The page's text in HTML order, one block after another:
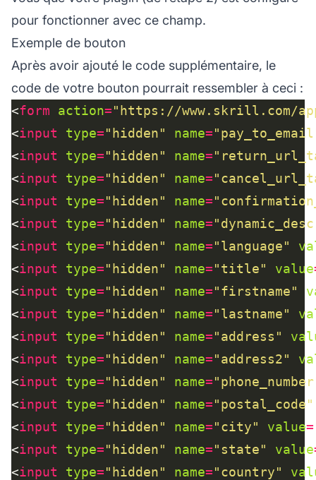
pour fonctionner avec ce champ.
Exemple de bouton
Après avoir ajouté le code supplémentaire, le
code de votre bouton pourrait ressembler à ceci :
<form action="https://www.skrill.com/
<input type="hidden" name=
<input type="hidden" name=
<input type="hidden" name=
<input type="hidden" name=
<input type="hidden" name=
<input type="hidden" name="language"
<input type="hidden" name="title" value
<input type="hidden" name="firstname"
<input type="hidden" name="lastname"
<input type="hidden" name="address"
<input type="hidden" name="address2"
<input type="hidden" name=
<input type="hidden" name="postal_code"
<input type="hidden" name="city" value=
<input type="hidden" name="state" value
<input type="hidden" name="country"